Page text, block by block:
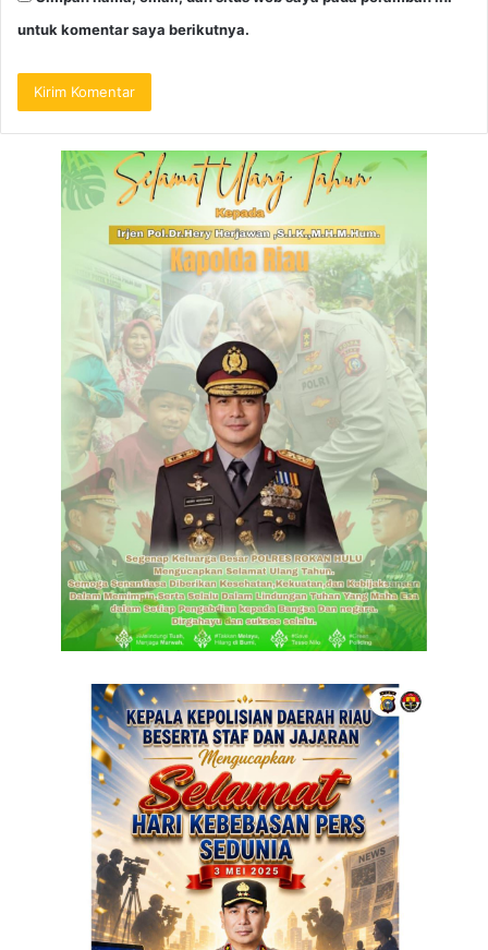
untuk komentar saya berikutnya.